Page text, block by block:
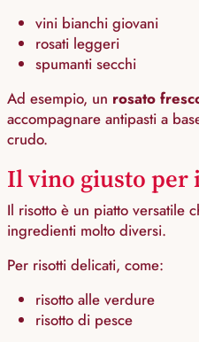
vini bianchi giovani
rosati leggeri
spumanti secchi
Ad esempio, un rosato
accompagnare antipasti a
crudo.
Il vino giusto per
Il risotto è un piatto versatile
ingredienti molto diversi.
Per risotti delicati, come:
risotto alle verdure
risotto di pesce